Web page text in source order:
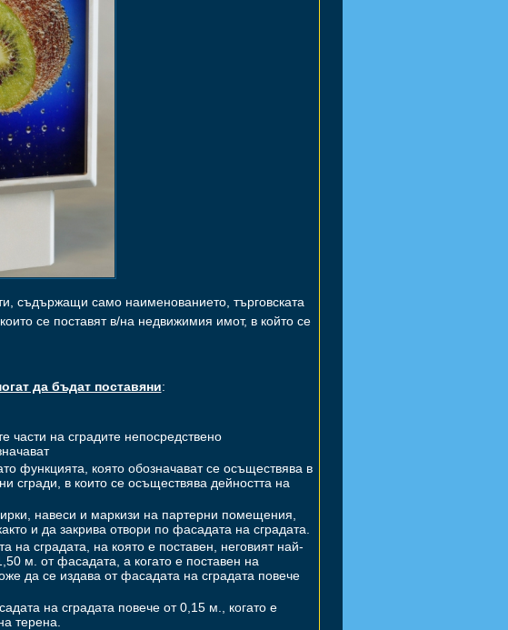
само наименованието, търговската
се поставят в/на недвижимия имот, в който се
да бъдат поставяни:
части на сградите непосредствено
функцията, която обозначават се осъществява в
сгради, в които се осъществява дейността на
навеси и маркизи на партерни помещения,
и да закрива отвори по фасадата на сградата.
на сградата, на която е поставен, неговият най-
м. от фасадата, а когато е поставен на
да се издава от фасадата на сградата повече
на сградата повече от 0,15 м., когато е
терена.